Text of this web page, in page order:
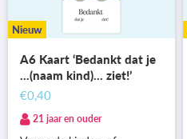
Nieuw
A6 Kaart ‘Bedankt dat je
...(naam kind)... ziet!’
€0,40
21 jaar en ouder